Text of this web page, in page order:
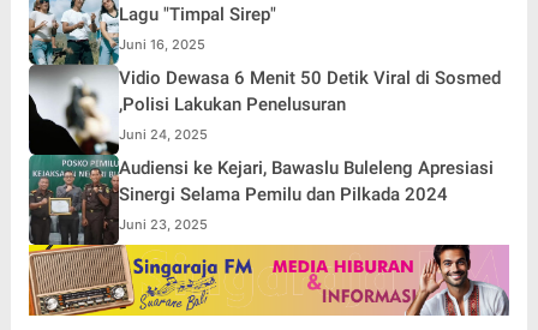
Lagu "Timpal Sirep"
Juni 16, 2025
Vidio Dewasa 6 Menit 50 Detik Viral di Sosmed
,Polisi Lakukan Penelusuran
Juni 24, 2025
Audiensi ke Kejari, Bawaslu Buleleng Apresiasi
Sinergi Selama Pemilu dan Pilkada 2024
Juni 23, 2025